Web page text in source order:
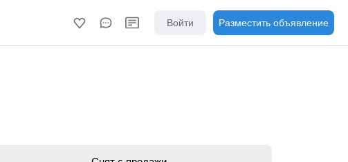
Войти Разместить объявление